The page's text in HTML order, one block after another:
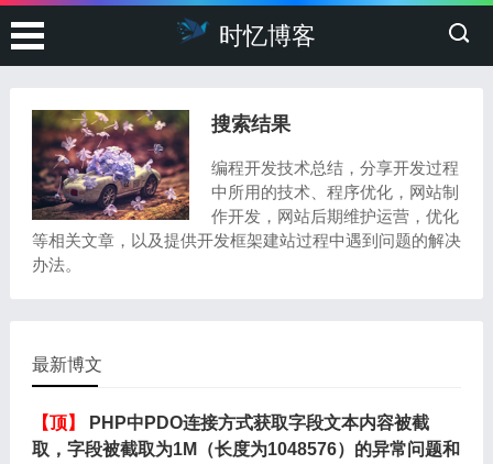
时忆博客
搜索结果
编程开发技术总结，分享开发过程
中所用的技术、程序优化，网站制
作开发，网站后期维护运营，优化
等相关文章，以及提供开发框架建站过程中遇到问题的解决
办法。
最新博文
【顶】
PHP中PDO连接方式获取字段文本内容被截
取，字段被截取为1M（长度为1048576）的异常问题和